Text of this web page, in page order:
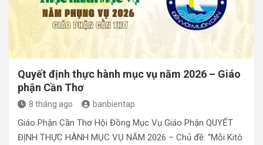
Quyết định thực hành mục vụ năm 2026 – Giáo
phận Cần Thơ
8 tháng ago banbientap
Giáo Phận Cần Thơ Hội Đồng Mục Vụ Giáo Phận QUYẾT
ĐỊNH THỰC HÀNH MỤC VỤ NĂM 2026 – Chủ đề: “Mỗi Kitô